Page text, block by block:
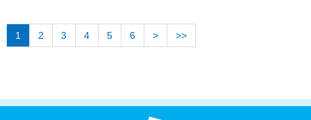
1 2 3 4 5 6 > >>